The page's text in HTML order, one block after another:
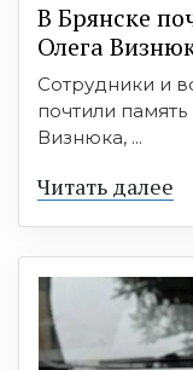
В Брянске
Олега
Сотрудники и
почтили
Визнюка, ...
Читать далее